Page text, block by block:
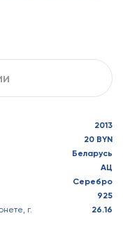
2013
20 BYN
Беларусь
АЦ
Серебро
925
г.
26.16